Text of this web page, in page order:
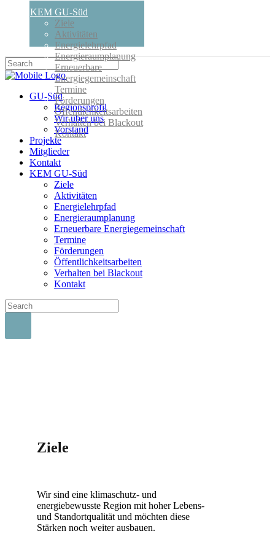
KEM GU-Süd
Ziele
Aktivitäten
Energielehrpfad
Energieraumplanung
Erneuerbare
Energiegemeinschaft
Termine
Förderungen
Öffentlichkeitsarbeiten
Verhalten bei Blackout
Kontakt
GU-Süd
Regionsprofil
Wir über uns
Vorstand
Projekte
Mitglieder
Kontakt
KEM GU-Süd
Ziele
Aktivitäten
Energielehrpfad
Energieraumplanung
Erneuerbare Energiegemeinschaft
Termine
Förderungen
Öffentlichkeitsarbeiten
Verhalten bei Blackout
Kontakt
Ziele
Wir sind eine klimaschutz- und
energiebewusste Region mit hoher Lebens-
und Standortqualität und möchten diese
Stärken noch weiter ausbauen.